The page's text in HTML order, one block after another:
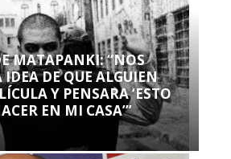
MATAPANKI: “NOS
IDEA DE QUE ALGUIEN
Y PENSARA ‘ESTO
EN MI CASA’”